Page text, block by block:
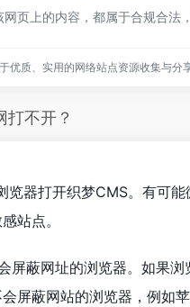
页上的内容，都属于合规合法
优质、实用的网络站点资源收集与分
打不开？
览器打开织梦CMS。有可
站点。
屏蔽网址的浏览器。如果
屏蔽网站的浏览器，例如